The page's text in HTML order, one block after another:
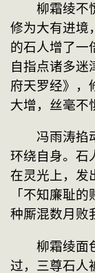
柳霜绫不慌
修为大有进境
的石人增了一
自指点诸多迷
府天罗经》，
大增，丝毫不
冯雨涛掐动
环绕自身。石
在灵光上，发
「不知廉耻
种厮混数月败
柳霜绫面色
过，三尊石人